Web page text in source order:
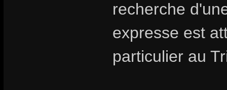
recherche
expresse est
particulier au